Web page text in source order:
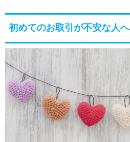
初めてのお取引が不安な人